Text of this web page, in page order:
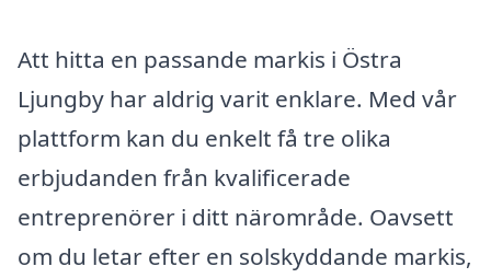
Att hitta en passande markis i Östra
Ljungby har aldrig varit enklare. Med vår
plattform kan du enkelt få tre olika
erbjudanden från kvalificerade
entreprenörer i ditt närområde. Oavsett
om du letar efter en solskyddande markis,